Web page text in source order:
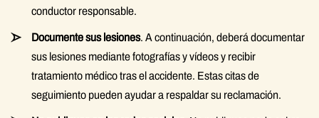
conductor responsable.
Documente sus lesiones. A continuación, deberá documentar
sus lesiones mediante fotografías y vídeos y recibir
tratamiento médico tras el accidente. Estas citas de
seguimiento pueden ayudar a respaldar su reclamación.